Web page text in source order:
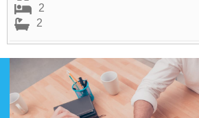
2
2